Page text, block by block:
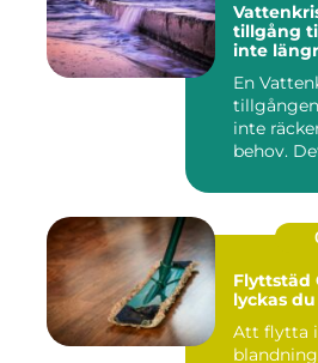
Vattenkris varför
tillgång
inte
En
inte
behov.
Flyttstäd
lyckas
Att flytta